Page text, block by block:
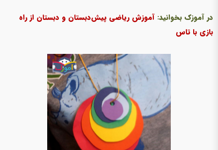
در آموزک بخوانید: آموزش ریاضی پیش‌دبستان و دبستان از راه
بازی با تاس